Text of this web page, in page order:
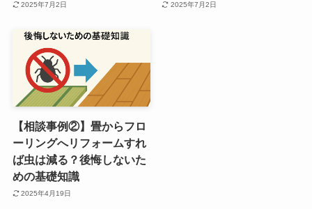
2025年7月2日 2025年7月2日
【相談事例②】畳からフロ
ーリングへリフォームすれ
ば虫は減る？後悔しないた
めの基礎知識
2025年4月19日